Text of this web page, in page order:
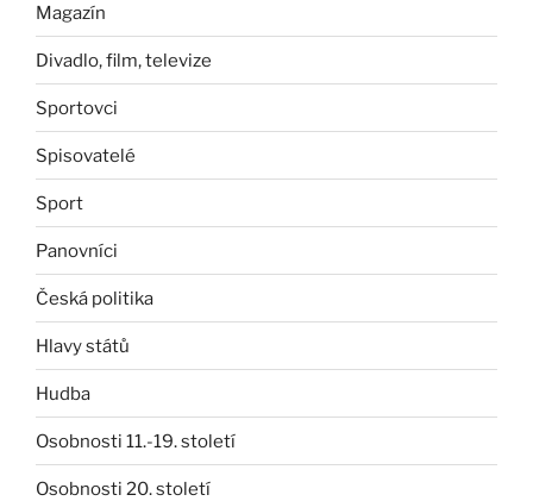
Magazín
Divadlo, film, televize
Sportovci
Spisovatelé
Sport
Panovníci
Česká politika
Hlavy států
Hudba
Osobnosti 11.-19. století
Osobnosti 20. století